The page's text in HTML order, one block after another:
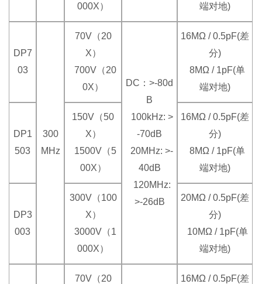
000X）
端对地)
DP7
03
300
MHz
70V（20
X）
700V（20
0X）
DC：>-80d
B
100kHz: >
-70dB
20MHz: >-
40dB
120MHz:
>-26dB
16MΩ / 0.5pF(差
分)
8MΩ / 1pF(单
端对地)
DP1
503
150V（50
X）
1500V（5
00X）
16MΩ / 0.5pF(差
分)
8MΩ / 1pF(单
端对地)
DP3
003
300V（100
X）
3000V（1
000X）
20MΩ / 0.5pF(差
分)
10MΩ / 1pF(单
端对地)
70V（20
16MΩ / 0.5pF(差